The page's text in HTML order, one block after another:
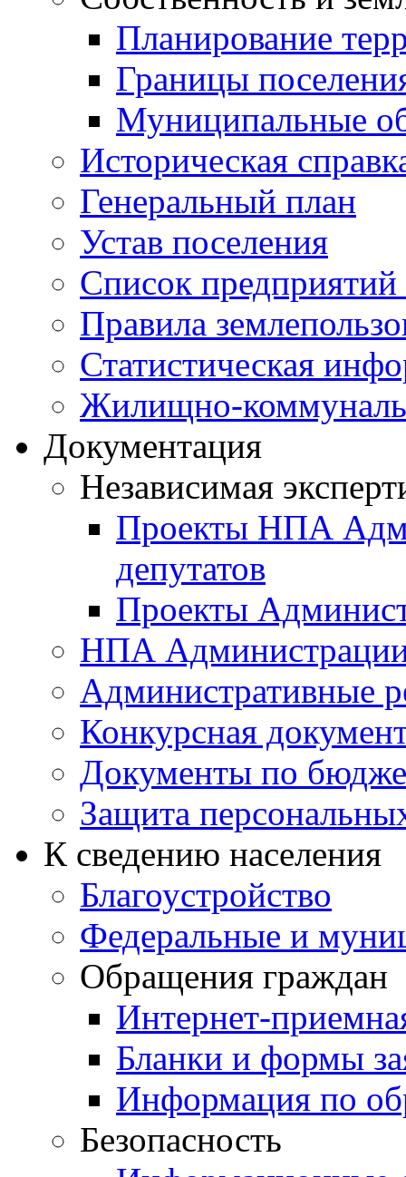
Планирование
Границы
Муниципальные
Историческая
Генеральный план
Устав поселения
Список предприятий
Правила
Статистическая
Жилищно-
Документация
Независимая
Проекты НПА
депутатов
Проекты
НПА
Административные
Конкурсная
Документы по
Защита
К сведению населения
Благоустройство
Федеральные и
Обращения граждан
Интернет-
Бланки и формы
Информация по
Безопасность